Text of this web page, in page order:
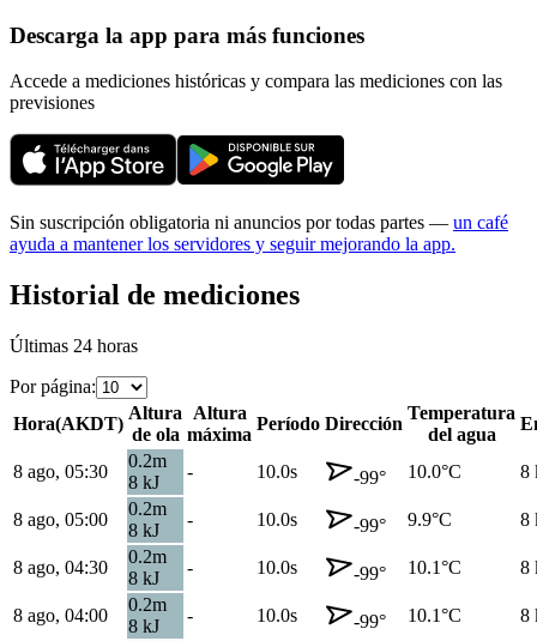
Descarga la app para más funciones
Accede a mediciones históricas y compara las mediciones con las
previsiones
Sin suscripción obligatoria ni anuncios por todas partes — un café
ayuda a mantener los servidores y seguir mejorando la app.
Historial de mediciones
Últimas 24 horas
Por página:
Hora(AKDT)
Altura
de ola
Altura
máxima
Período Dirección
Temperatura
del agua
8 ago, 05:30
0.2m
8 kJ
- 10.0s -99° 10.0°C 8
8 ago, 05:00
0.2m
8 kJ
- 10.0s -99° 9.9°C 8
8 ago, 04:30
0.2m
8 kJ
- 10.0s -99° 10.1°C 8
8 ago, 04:00
0.2m
8 kJ
- 10.0s -99° 10.1°C 8